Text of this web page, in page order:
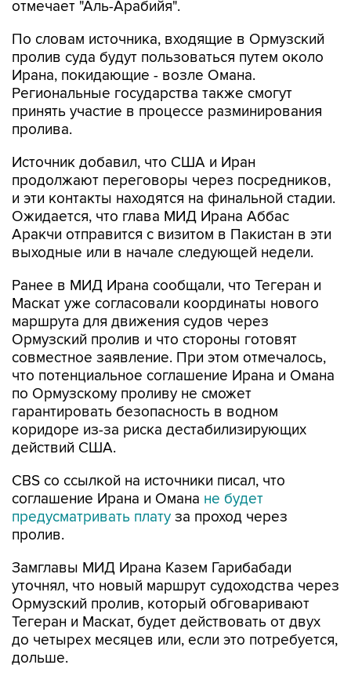
отмечает "Аль-Арабийя".
По словам источника, входящие в Ормузский
пролив суда будут пользоваться путем около
Ирана, покидающие - возле Омана.
Региональные государства также смогут
принять участие в процессе разминирования
пролива.
Источник добавил, что США и Иран
продолжают переговоры через посредников,
и эти контакты находятся на финальной стадии.
Ожидается, что глава МИД Ирана Аббас
Аракчи отправится с визитом в Пакистан в эти
выходные или в начале следующей недели.
Ранее в МИД Ирана сообщали, что Тегеран и
Маскат уже согласовали координаты нового
маршрута для движения судов через
Ормузский пролив и что стороны готовят
совместное заявление. При этом отмечалось,
что потенциальное соглашение Ирана и Омана
по Ормузскому проливу не сможет
гарантировать безопасность в водном
коридоре из-за риска дестабилизирующих
действий США.
CBS со ссылкой на источники писал, что
соглашение Ирана и Омана не будет
предусматривать плату за проход через
пролив.
Замглавы МИД Ирана Казем Гарибабади
уточнял, что новый маршрут судоходства через
Ормузский пролив, который обговаривают
Тегеран и Маскат, будет действовать от двух
до четырех месяцев или, если это потребуется,
дольше.